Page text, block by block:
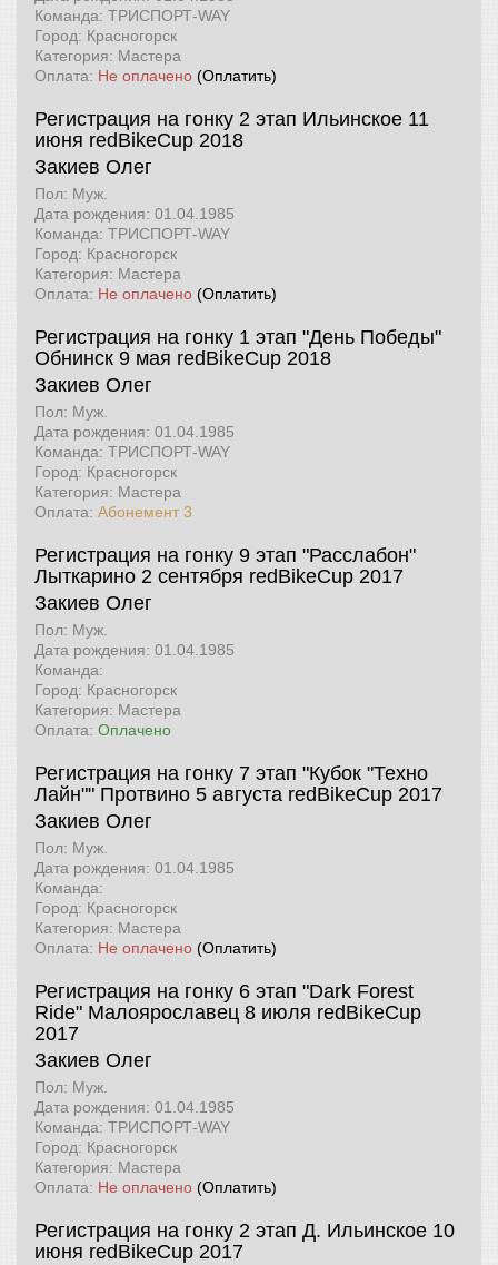
Команда: ТРИСПОРТ-WAY
Город: Красногорск
Категория: Мастера
Оплата: Не оплачено (Оплатить)
Регистрация на гонку 2 этап Ильинское 11
июня redBikeCup 2018
Закиев Олег
Пол: Муж.
Дата рождения: 01.04.1985
Команда: ТРИСПОРТ-WAY
Город: Красногорск
Категория: Мастера
Оплата: Не оплачено (Оплатить)
Регистрация на гонку 1 этап "День Победы"
Обнинск 9 мая redBikeCup 2018
Закиев Олег
Пол: Муж.
Дата рождения: 01.04.1985
Команда: ТРИСПОРТ-WAY
Город: Красногорск
Категория: Мастера
Оплата: Абонемент 3
Регистрация на гонку 9 этап "Расслабон"
Лыткарино 2 сентября redBikeCup 2017
Закиев Олег
Пол: Муж.
Дата рождения: 01.04.1985
Команда:
Город: Красногорск
Категория: Мастера
Оплата: Оплачено
Регистрация на гонку 7 этап "Кубок "Техно
Лайн"" Протвино 5 августа redBikeCup 2017
Закиев Олег
Пол: Муж.
Дата рождения: 01.04.1985
Команда:
Город: Красногорск
Категория: Мастера
Оплата: Не оплачено (Оплатить)
Регистрация на гонку 6 этап "Dark Forest
Ride" Малоярославец 8 июля redBikeCup
2017
Закиев Олег
Пол: Муж.
Дата рождения: 01.04.1985
Команда: ТРИСПОРТ-WAY
Город: Красногорск
Категория: Мастера
Оплата: Не оплачено (Оплатить)
Регистрация на гонку 2 этап Д. Ильинское 10
июня redBikeCup 2017